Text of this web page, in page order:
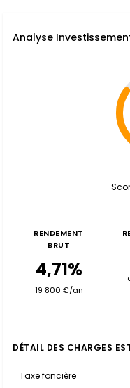
Analyse
RENDEMENT
BRUT
4,71%
19 800 €/an
DÉTAIL DES CHARGES
Taxe foncière